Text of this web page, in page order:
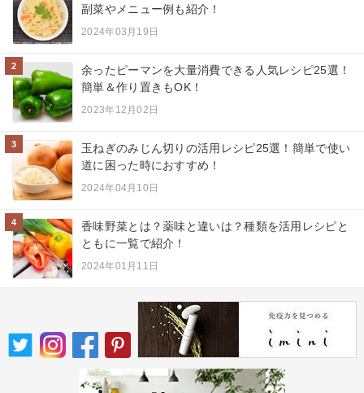
副菜やメニュー例も紹介！
2024年03月19日
2
余ったピーマンを大量消費できる人気レシピ25選！
簡単＆作り置きもOK！
2023年12月02日
3
玉ねぎのみじん切りの活用レシピ25選！簡単で使い
道に困った時におすすめ！
2024年04月10日
4
香味野菜とは？薬味と違いは？種類を活用レシピと
ともに一覧で紹介！
2024年01月11日